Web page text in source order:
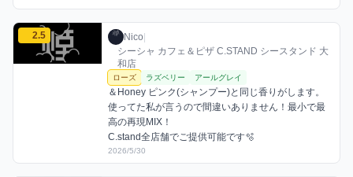
Nicoのローズミックスを見る
2.5 Nico / お店シーシャ / 2026年5月30日
Nico|
シーシャ カフェ＆ピザ C.STAND シースタンド 大
和店
利用フレーバー
ローズ ラズベリー アールグレイ
コメント
＆Honey ピンク(シャンプー)と同じ香りがします。
使ってた私が言うので間違いありません！最小で最
高の再現MIX！
C.stand全店舗でご提供可能です🫧‪
評価
2026/5/30